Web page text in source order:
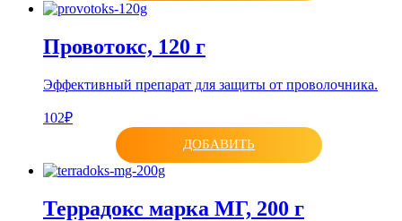
Провотокс, 120 г
Эффективный препарат для защиты от проволочника.
102₽
ДОБАВИТЬ
Террадокс марка МГ, 200 г